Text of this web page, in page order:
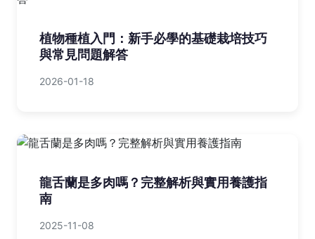
植物種植入門：新手必學的基礎栽培技巧
與常見問題解答
2026-01-18
龍舌蘭是多肉嗎？完整解析與實用養護指
南
2025-11-08